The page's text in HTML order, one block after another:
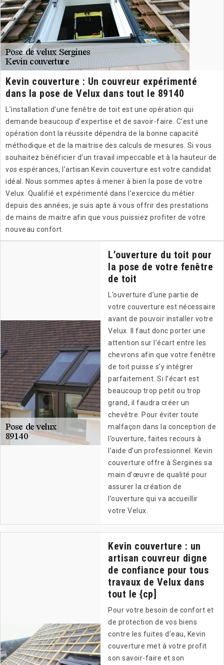
Kevin couverture : Un couvreur expérimenté
dans la pose de Velux dans tout le 89140
L’installation d’une fenêtre de toit est une opération qui
demande beaucoup d’expertise et de savoir-faire. C’est une
opération dont la réussite dépendra de la bonne capacité
méthodique et de la maitrise des calculs de mesures. Si vous
souhaitez bénéficier d’un travail impeccable et à la hauteur de
vos espérances, l’artisan Kevin couverture est votre candidat
idéal. Nous sommes aptes à mener à bien la pose de votre
Velux. Qualifié et expérimenté dans l’exercice du métier
depuis des années, je suis apte à vous offrir des prestations
de mains de maitre afin que vous puissiez profiter de votre
nouveau confort.
L’ouverture du toit pour
la pose de votre fenêtre
de toit
L’ouverture d’une partie de
votre couverture est nécessaire
avant de pouvoir installer votre
Velux. Il faut donc porter une
attention sur l’écart entre les
chevrons afin que votre fenêtre
de toit puisse s’y intégrer
parfaitement. Si l’écart est
beaucoup trop petit ou trop
grand, il faudra créer un
chevêtre. Pour éviter toute
malfaçon dans la conception de
l’ouverture, faites recours à
l’aide d’un professionnel. Kevin
couverture offre à Sergines sa
main d’œuvre de qualité pour
assurer la création de
l’ouverture qui va accueillir
votre Velux.
Kevin couverture : un
artisan couvreur digne
de confiance pour tous
travaux de Velux dans
tout le {cp]
Pour votre besoin de confort et
de protection de vos biens
contre les fuites d’eau, Kevin
couverture met à votre profit
son savoir-faire et son